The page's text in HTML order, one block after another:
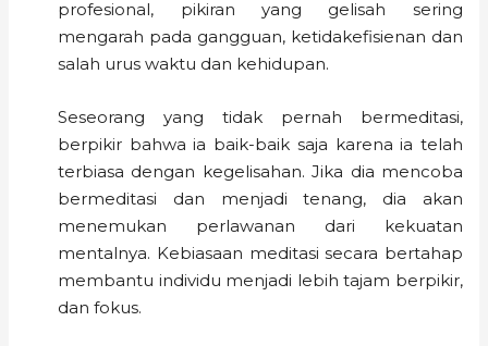
profesional, pikiran yang gelisah sering
mengarah pada gangguan, ketidakefisienan dan
salah urus waktu dan kehidupan.
Seseorang yang tidak pernah bermeditasi,
berpikir bahwa ia baik-baik saja karena ia telah
terbiasa dengan kegelisahan. Jika dia mencoba
bermeditasi dan menjadi tenang, dia akan
menemukan perlawanan dari kekuatan
mentalnya. Kebiasaan meditasi secara bertahap
membantu individu menjadi lebih tajam berpikir,
dan fokus.